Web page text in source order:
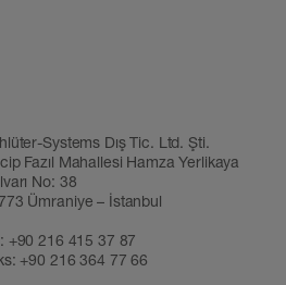
Systems Dış Tic. Ltd. Şti.
Fazıl Mahallesi Hamza Yerlikaya
No: 38
Ümraniye – İstanbul
+90 216 415 37 87
+90 216 364 77 66